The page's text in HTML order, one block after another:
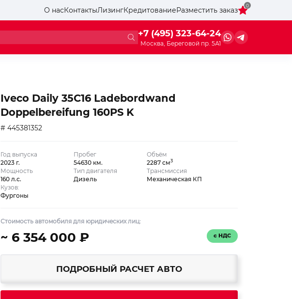
О насКонтактыЛизингКредитованиеРазместить заказ
0
+7 (495) 323-64-24
Москва, Береговой пр. 5А1
Iveco Daily 35C16 Ladebordwand
Doppelbereifung 160PS K
# 445381352
Год выпуска
2023 г.
Пробег
54630 км.
Объём
2287 см3
Мощность
160 л.с.
Тип двигателя
Дизель
Трансмиссия
Механическая КП
Кузов:
Фургоны
Стоимость автомобиля для юридических лиц:
~ 6 354 000 ₽ с НДС
ПОДРОБНЫЙ РАСЧЕТ АВТО